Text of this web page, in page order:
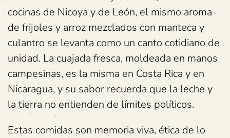
cocinas de Nicoya y de León, el mismo aroma
de frijoles y arroz mezclados con manteca y
culantro se levanta como un canto cotidiano de
unidad. La cuajada fresca, moldeada en manos
campesinas, es la misma en Costa Rica y en
Nicaragua, y su sabor recuerda que la leche y
la tierra no entienden de límites políticos.
Estas comidas son memoria viva, ética de lo